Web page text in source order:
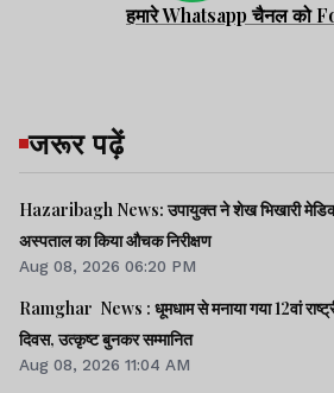
हमारे Whatsapp चैनल को
जरूर पढ़ें
Hazaribagh News: उपायुक्त ने शेख भिखारी
अस्पताल का किया औचक निरीक्षण
Aug 08, 2026 06:20 PM
Ramghar News : धूमधाम से मनाया गया 12वां
दिवस, उत्कृष्ट बुनकर सम्मानित
Aug 08, 2026 11:04 AM